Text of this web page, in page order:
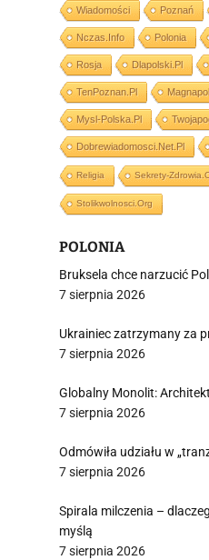
Wiadomości Poznań
Nczas.info Polonia
Rosja Dlapolski.pl
TenPoznan.pl
Mysl-Polska.pl
Dobrewiadomosci.net.pl
Religia Sekrety-
Stolikwolnosci.org
POLONIA
Bruksela chce narzucić
7 sierpnia 2026
Ukrainiec zatrzymany za
7 sierpnia 2026
Globalny Monolit:
7 sierpnia 2026
Odmówiła udziału w
7 sierpnia 2026
Spirala milczenia –
myślą
7 sierpnia 2026